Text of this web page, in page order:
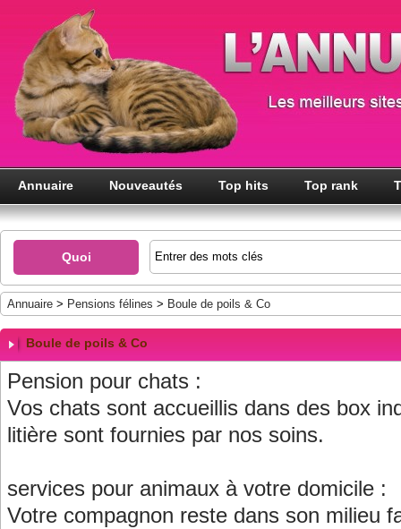
Annuaire Nouveautés Top hits Top rank
Quoi
Annuaire > Pensions félines > Boule de poils & Co
Boule de poils & Co
Pension pour chats :
Vos chats sont accueillis dans des box
litière sont fournies par nos soins.
services pour animaux à votre domicile :
Votre compagnon reste dans son milieu